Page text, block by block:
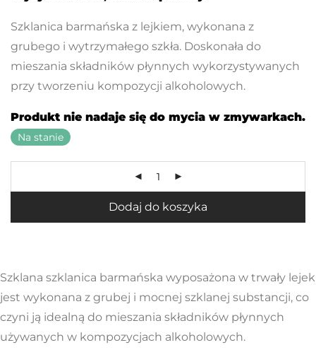
Szklanica barmańska z lejkiem, wykonana z
grubego i wytrzymałego szkła. Doskonała do
mieszania składników płynnych wykorzystywanych
przy tworzeniu kompozycji alkoholowych.
Produkt nie nadaje się do mycia w zmywarkach.
Na stanie
Dodaj do koszyka
Szklana szklanica barmańska wyposażona w trwały lejek
jest wykonana z grubej i mocnej szklanej substancji, co
czyni ją idealną do mieszania składników płynnych
używanych w kompozycjach alkoholowych.